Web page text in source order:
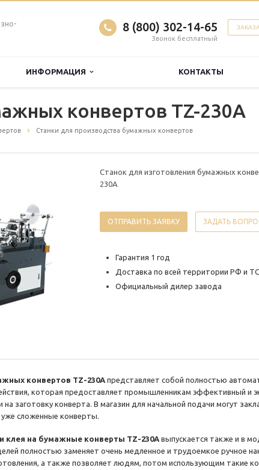
8 (800) 302-14-65
Звонок бесплатный
ИНФОРМАЦИЯ КОНТАКТЫ
конвертов TZ-230A
Станки для производства бумажных конвертов
Станок для изготовления бумажных
230A
ОТПРАВИТЬ ЗАЯВКУ ЗАДАТЬ
Гарантия 1 год
Доставка по всей территории РФ и ТС
Официальный дилер завода
конвертов TZ-230A представляет собой полностью
которая предоставляет промышленникам эффективный и
на заготовку конверта. В магазин для начальной подачи могут
уже сложенные конверты.
клея на бумажные конверты TZ-230A выпускается также и в
полностью заменяет очень медленное и трудоемкое ручное
а также позволяет людям, потом использующим такие